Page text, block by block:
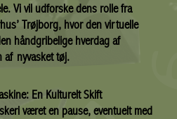
Vi vil udforske dens rolle fra
Trøjborg, hvor den virtuelle
håndgribelige hverdag af
af nyvasket tøj.
En Kulturelt Skift
været en pause, eventuelt med